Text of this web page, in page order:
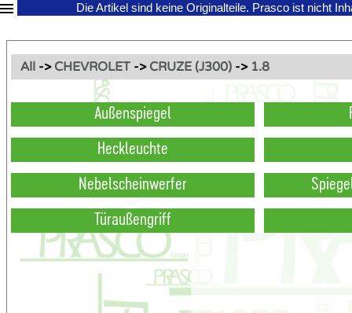
Die Artikel sind keine Originalteile. Prasco ist nicht
All -> CHEVROLET -> CRUZE (J300) -> 1.8
Außenspiegel
Heckleuchte
Nebelscheinwerfer
Türaußengriff